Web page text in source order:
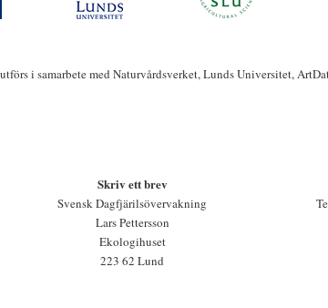
i samarbete med Naturvårdsverket, Lunds Universitet,
Skriv ett brev
Svensk Dagfjärilsövervakning
Lars Pettersson
Ekologihuset
223 62 Lund